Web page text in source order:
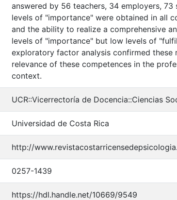
answered by 56 teachers, 34 employers,
levels of "importance" were obtained in all
and the ability to realize a comprehensive
levels of "importance" but low levels of
exploratory factor analysis confirmed these
relevance of these competences in the
context.
UCR::Vicerrectoría de Docencia::Ciencias
Universidad de Costa Rica
http://
0257-1439
https://hdl.handle.net/10669/9549